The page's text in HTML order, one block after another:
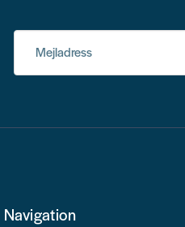
Mejladress
Navigation